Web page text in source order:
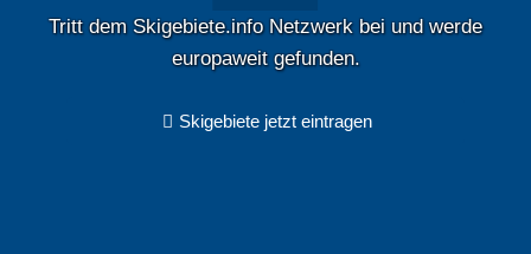
Tritt dem Skigebiete.info Netzwerk bei und werde
europaweit gefunden.
Skigebiete jetzt eintragen